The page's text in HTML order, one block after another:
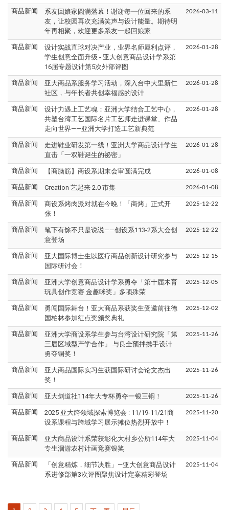
商品新闻
系友回娘家圆满落幕！谢谢每一位回来的系
友，让校园再次充满笑声与设计能量。期待明
年再相聚，欢迎更多系友一起回娘家
2026-03-11
商品新闻
设计实战直球对决产业，业界名师犀利点评，
学生创意全面升级 - 亚大创意商品设计学系第
16届专题设计第5次外部评图
2026-01-28
商品新闻
亚大商品系服务学习活动，深入台中大里新仁
社区，与年长者共创幸福感的设计
2026-01-28
商品新闻
设计力遇上工艺魂：亚洲大学结合工艺中心，
共塑台湾工艺国际名片工艺师走进课堂、作品
走向世界——亚洲大学打造工艺新典范
2026-01-28
商品新闻
走进鞋业研发第一线！亚洲大学商品设计学生
直击「一双鞋诞生的祕密」
2026-01-28
商品新闻 【商脑筋】商设系期末会审圆满完成 2026-01-08
商品新闻 Creation 艺起来 2.0 市集 2026-01-08
商品新闻
商设系烤肉派对就在今晚！「商烤」正式开
张！
2025-12-22
商品新闻
笔下有馀不只是说说——创设系113-2系大会创
意登场
2025-12-22
商品新闻
亚大国际博士生以医疗商品创新设计研究参与
国际研讨会！
2025-12-15
商品新闻
亚洲大学创意商品设计学系勇夺「第十届木育
玩具创作竞赛 金趣咪奖」多项殊荣
2025-12-05
商品新闻
勇闯国际舞台！亚大商品系获奖生受邀前往德
国柏林参加红点奖颁奖典礼
2025-12-02
商品新闻
亚洲大学商设系学生参与台湾设计研究院「第
三届区域型产学合作」 与良全预拌携手设计
勇夺铜奖！
2025-11-26
商品新闻
亚大商品国际实习生获国际研讨会论文杰出
奖！
2025-11-26
商品新闻 亚大剑道社114年大专杯勇夺一银三铜！ 2025-11-26
商品新闻
2025 亚大跨领域探索博览会 : 11/19-11/21商
设系课程与跨域学习展示摊位热烈开放中！
2025-11-20
商品新闻
亚大商品设计系荣获彰化大村乡公所114年大
专生洄游农村计画竞赛银奖
2025-11-04
商品新闻
「创意精炼，细节决胜」—亚大创意商品设计
系进修部第3次评图聚焦设计定案精彩登场
2025-11-04